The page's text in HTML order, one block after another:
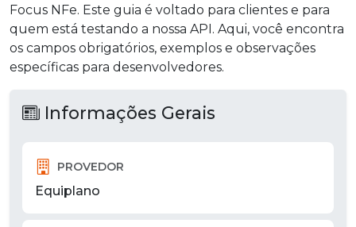
Focus NFe. Este guia é voltado para clientes e para
quem está testando a nossa API. Aqui, você encontra
os campos obrigatórios, exemplos e observações
específicas para desenvolvedores.
Informações Gerais
PROVEDOR
Equiplano